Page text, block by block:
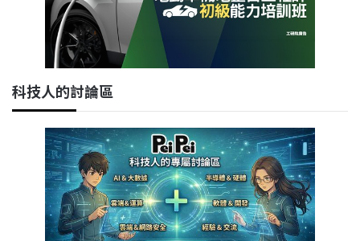
科技人的討論區